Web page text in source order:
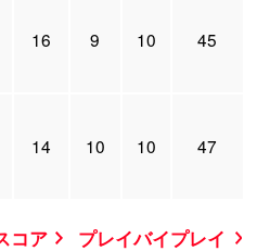
16 9 10 45
14 10 10 47
コア
プレイバイプレイ